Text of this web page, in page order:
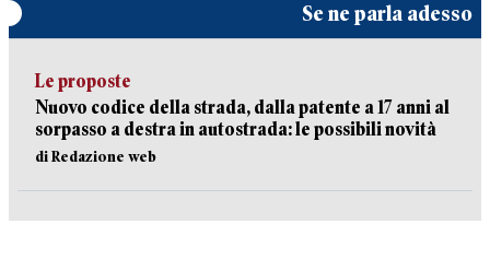
Se ne parla adesso
Le proposte
Nuovo codice della strada, dalla patente a 17 anni al
sorpasso a destra in autostrada: le possibili novità
di Redazione web